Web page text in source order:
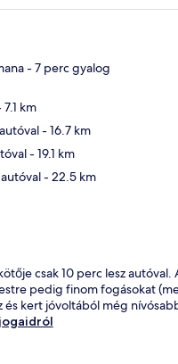
- 7 perc gyalog
7.1 km
- 16.7 km
- 19.1 km
- 22.5 km
csak 10 perc lesz
pedig finom fogásokat
és kert jóvoltából még